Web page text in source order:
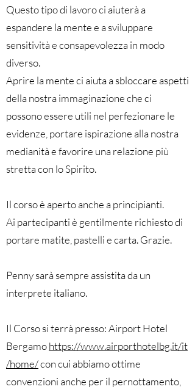
Questo tipo di lavoro ci aiuterà a
espandere la mente e a sviluppare
sensitività e consapevolezza in modo
diverso.
Aprire la mente ci aiuta a sbloccare aspetti
della nostra immaginazione che ci
possono essere utili nel perfezionare le
evidenze, portare ispirazione alla nostra
medianità e favorire una relazione più
stretta con lo Spirito.
Il corso è aperto anche a principianti.
Ai partecipanti è gentilmente richiesto di
portare matite, pastelli e carta. Grazie.
Penny sarà sempre assistita da un
interprete italiano.
Il Corso si terrà presso: Airport Hotel
Bergamohttps://www.airporthotelbg.it/it
/home/con cui abbiamo ottime
convenzioni anche per il pernottamento,